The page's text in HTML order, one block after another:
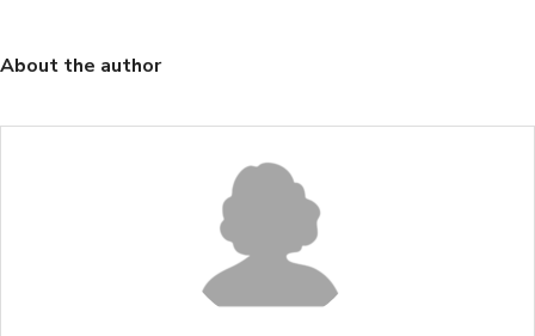
About the author